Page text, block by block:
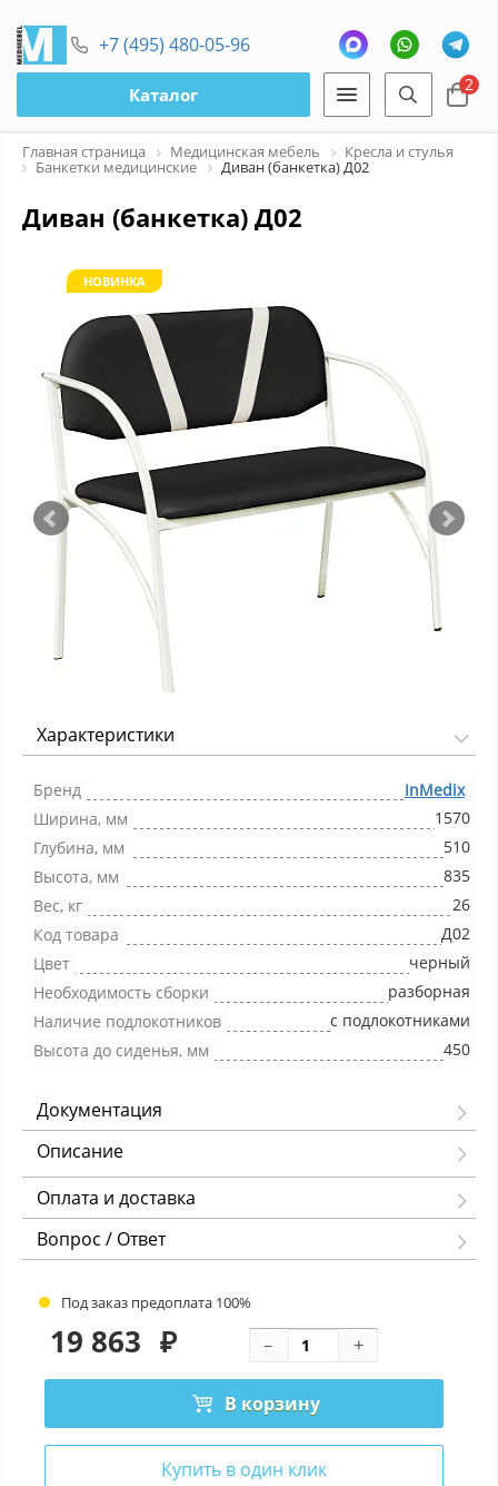
+7 (495) 480-05-96
Каталог 2
Главная страница Медицинская мебель Кресла и стулья
Банкетки медицинские Диван (банкетка) Д02
Диван (банкетка) Д02
НОВИНКА
Характеристики
Бренд
InMedix
Ширина, мм
1570
Глубина, мм
510
Высота, мм
835
Вес, кг
26
Код товара
Д02
Цвет
черный
Необходимость сборки
разборная
Наличие подлокотников
с подлокотниками
Высота до сиденья, мм
450
Документация
Описание
Оплата и доставка
Вопрос / Ответ
Под заказ предоплата 100%
19 863 ₽
В корзину
Купить в один клик